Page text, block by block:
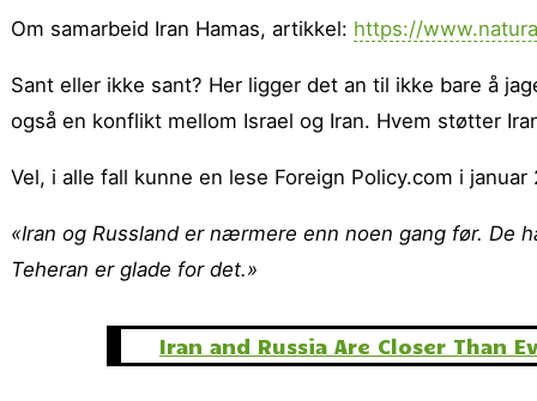
Om samarbeid Iran Hamas, artikkel: https://
Sant eller ikke sant? Her ligger det an til ikke bare å
også en konflikt mellom Israel og Iran. Hvem støtter
Vel, i alle fall kunne en lese Foreign Policy.com i januar
«Iran og Russland er nærmere enn noen gang før. De
Teheran er glade for det.»
Iran and Russia Are Closer Than